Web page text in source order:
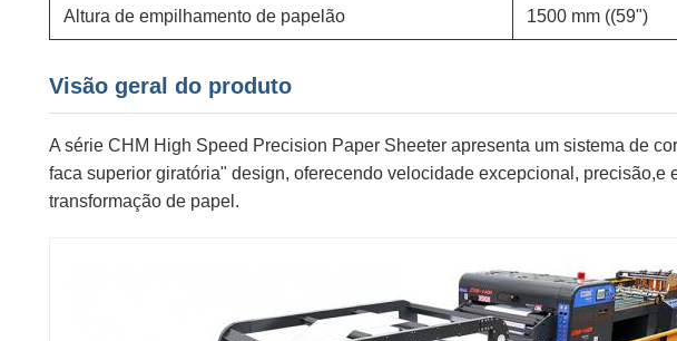
Altura de empilhamento de papelão 1500 mm ((59")
Visão geral do produto
A série CHM High Speed Precision Paper Sheeter apresenta um sistema de
faca superior giratória" design, oferecendo velocidade excepcional, precisão,e
transformação de papel.